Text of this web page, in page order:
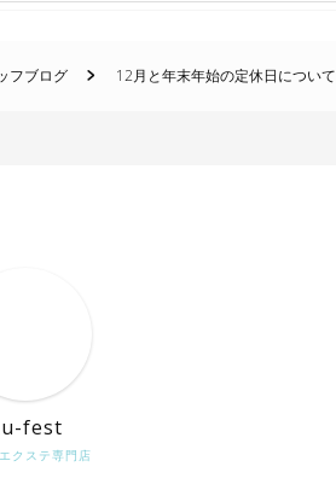
フブログ 12月と年末年始の定休日について
クステ専門店
fest